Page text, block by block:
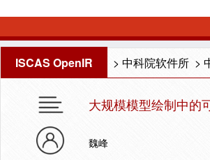
ISCAS OpenIR > 中科院软件所 >
大规模模型绘制中的
魏峰